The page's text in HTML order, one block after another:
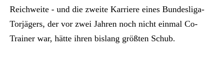
Reichweite - und die zweite Karriere eines Bundesliga-
Torjägers, der vor zwei Jahren noch nicht einmal Co-
Trainer war, hätte ihren bislang größten Schub.